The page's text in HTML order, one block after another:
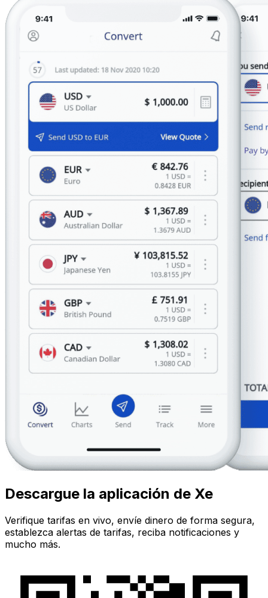
Descargue la aplicación de Xe
Verifique tarifas en vivo, envíe dinero de forma segura,
establezca alertas de tarifas, reciba notificaciones y
mucho más.